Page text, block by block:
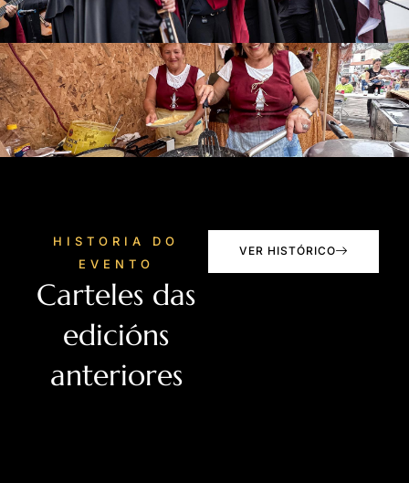
HISTORIA DO
EVENTO
Carteles das
edicións
anteriores
VER HISTÓRICO